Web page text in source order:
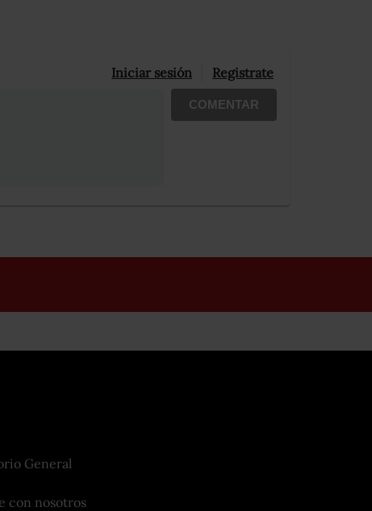
Iniciar sesión Registrate
COMENTAR
General
con nosotros